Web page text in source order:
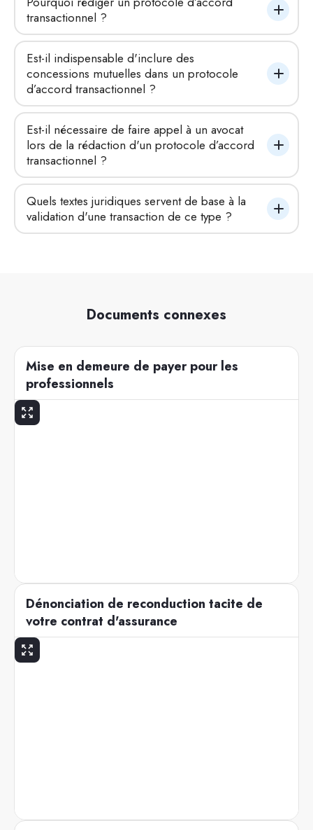
transactionnel ?
Est-il indispensable d'inclure des
concessions mutuelles dans un protocole
d’accord transactionnel ?
Est-il nécessaire de faire appel à un avocat
lors de la rédaction d'un protocole d’accord
transactionnel ?
Quels textes juridiques servent de base à la
validation d'une transaction de ce type ?
Documents connexes
Mise en demeure de payer pour les
professionnels
Dénonciation de reconduction tacite de
votre contrat d'assurance